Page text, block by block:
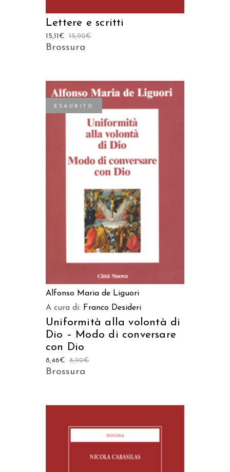
Lettere e scritti
15,90€
15,11 €
Brossura
ESAURITO
Alfonso Maria de Liguori
A cura di: Franco Desideri
Uniformità alla volontà di
Dio – Modo di conversare
con Dio
8,90€
8,46€
Brossura